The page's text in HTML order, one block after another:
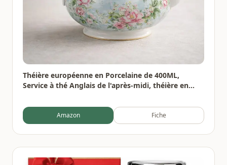
Théière européenne en Porcelaine de 400ML,
Service à thé Anglais de l'après-midi, théière en
Amazon Fiche